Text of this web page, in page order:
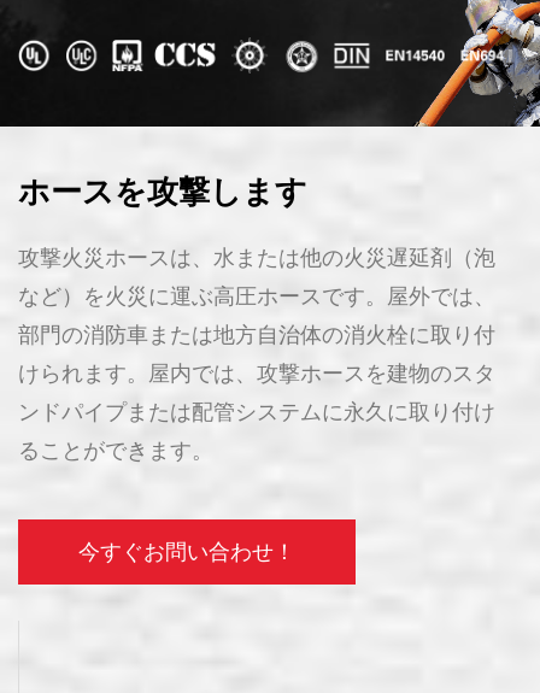
ホースを攻撃します
攻撃火災ホースは、水または他の火災遅延剤（泡
など）を火災に運ぶ高圧ホースです。屋外では、
部門の消防車または地方自治体の消火栓に取り付
けられます。屋内では、攻撃ホースを建物のスタ
ンドパイプまたは配管システムに永久に取り付け
ることができます。
今すぐお問い合わせ！